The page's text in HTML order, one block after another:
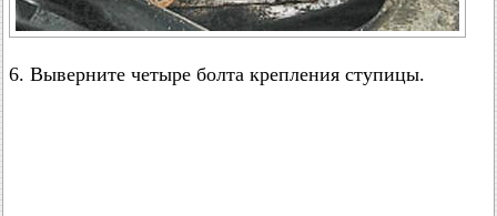
6. Выверните четыре болта крепления ступицы.